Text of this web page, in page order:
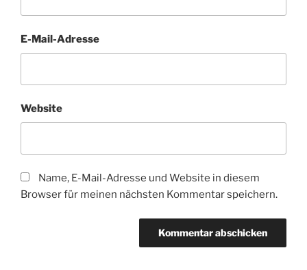
E-Mail-Adresse
Website
Name, E-Mail-Adresse und Website in diesem
Browser für meinen nächsten Kommentar speichern.